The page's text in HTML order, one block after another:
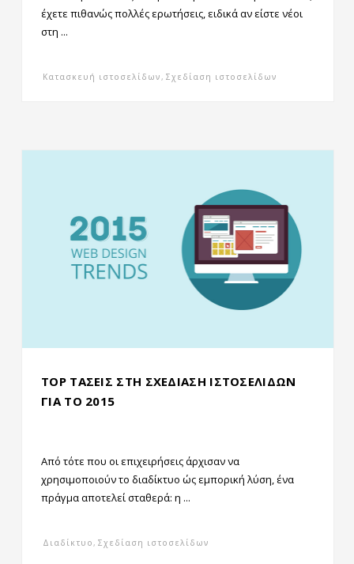
έχετε πιθανώς πολλές ερωτήσεις, ειδικά αν είστε νέοι
στη ...
Κατασκευή ιστοσελίδων, Σχεδίαση ιστοσελίδων
TOP ΤΑΣΕΙΣ ΣΤΗ ΣΧΕΔΙΑΣΗ ΙΣΤΟΣΕΛΙΔΩΝ
ΓΙΑ ΤΟ 2015
Από τότε που οι επιχειρήσεις άρχισαν να
χρησιμοποιούν το διαδίκτυο ώς εμπορική λύση, ένα
πράγμα αποτελεί σταθερά: η ...
Διαδίκτυο , Σχεδίαση ιστοσελίδων